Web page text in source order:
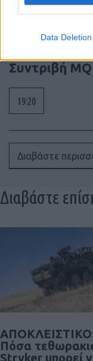
Data Deletion
19:36
Συντριβή
19:20
Διαβάστε
Διαβάστε
Πόσα
Stryker μπορεί